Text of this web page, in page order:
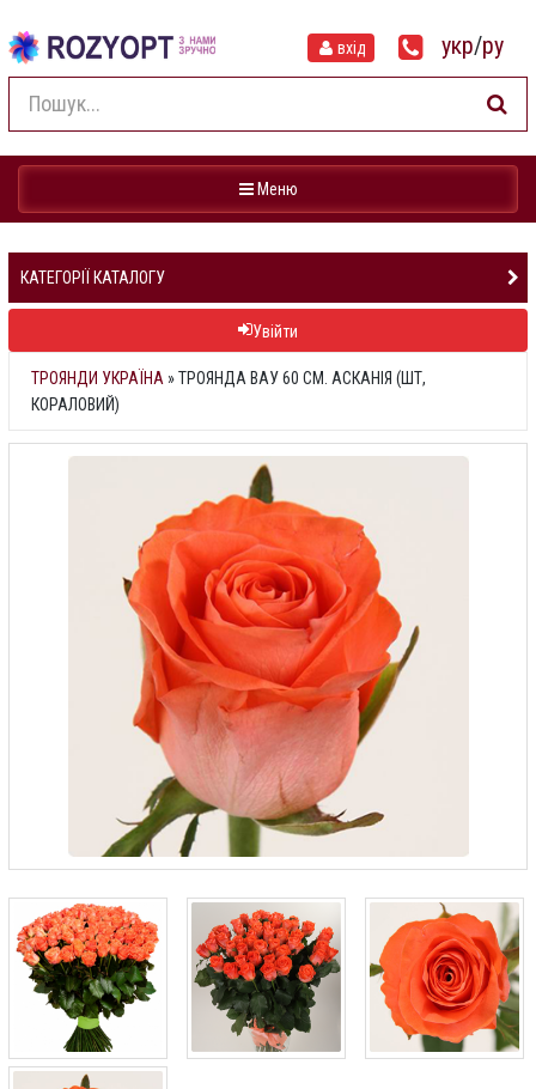
вхід укр/ру
Навігація
Меню
КАТЕГОРІЇ КАТАЛОГУ
Увійти
ТРОЯНДИ УКРАЇНА »ТРОЯНДА ВАУ 60 СМ. АСКАНІЯ (ШТ,
КОРАЛОВИЙ)